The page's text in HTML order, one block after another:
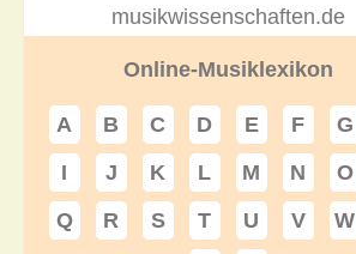
musikwissenschaften.de
Online-Musiklexikon
A B C D E F G
I
J K L M N O
Q
R S T U V W